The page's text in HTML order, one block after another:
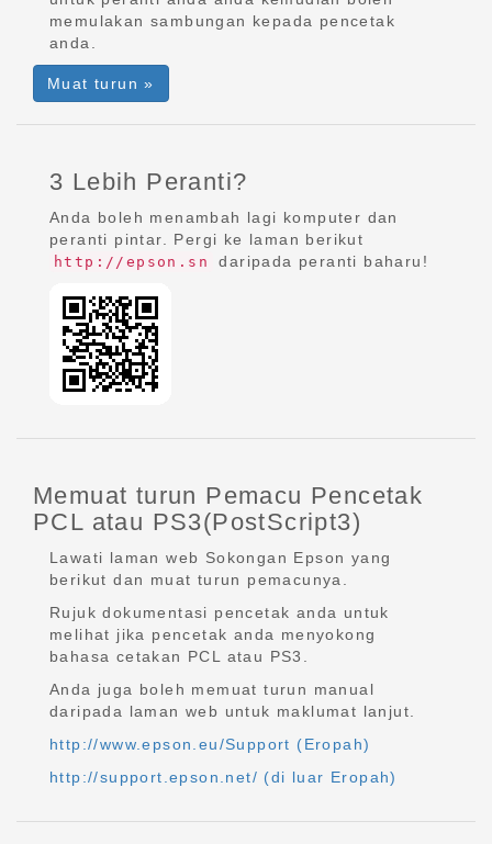
memulakan sambungan kepada pencetak
anda.
Muat turun »
3 Lebih Peranti?
Anda boleh menambah lagi komputer dan
peranti pintar. Pergi ke laman berikut
http://epson.sn daripada peranti baharu!
Memuat turun Pemacu Pencetak
PCL atau PS3(PostScript3)
Lawati laman web Sokongan Epson yang
berikut dan muat turun pemacunya.
Rujuk dokumentasi pencetak anda untuk
melihat jika pencetak anda menyokong
bahasa cetakan PCL atau PS3.
Anda juga boleh memuat turun manual
daripada laman web untuk maklumat lanjut.
http://www.epson.eu/Support (Eropah)
http://support.epson.net/ (di luar Eropah)